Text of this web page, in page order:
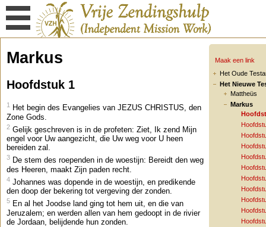
Maak een link
Het Oude
Het Nieuwe
Mattheüs
Markus
Markus
Hoofdstuk 1
1
Het begin des Evangelies van JEZUS CHRISTUS, den
Zone Gods.
2 Gelijk geschreven is in de profeten: Ziet, Ik zend Mijn
engel voor Uw aangezicht, die Uw weg voor U heen
bereiden zal.
3 De stem des roependen in de woestijn: Bereidt den weg
des Heeren, maakt Zijn paden recht.
4 Johannes was dopende in de woestijn, en predikende
den doop der bekering tot vergeving der zonden.
5 En al het Joodse land ging tot hem uit, en die van
Jeruzalem; en werden allen van hem gedoopt in de rivier
de Jordaan, belijdende hun zonden.